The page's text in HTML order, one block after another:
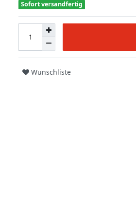
Sofort versandfertig
Wunschliste